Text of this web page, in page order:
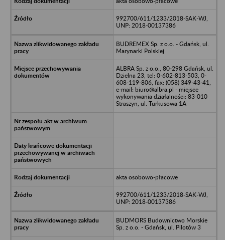
992700/611/1233/2018-SAK-WJ,
UNP: 2018-00137386
BUDREMEX Sp. z o.o. - Gdańsk, ul.
Marynarki Polskiej
ALBRA Sp. z o.o., 80-298 Gdańsk, ul.
Dzielna 23, tel: 0-602-813-503, 0-
608-119-806, fax: (058) 349-43-41,
e-mail: biuro@albra.pl - miejsce
wykonywania działalności: 83-010
Straszyn, ul. Turkusowa 1A
akta osobowo-płacowe
992700/611/1233/2018-SAK-WJ,
UNP: 2018-00137386
BUDMORS Budownictwo Morskie
Sp. z o.o. - Gdańsk, ul. Pilotów 3